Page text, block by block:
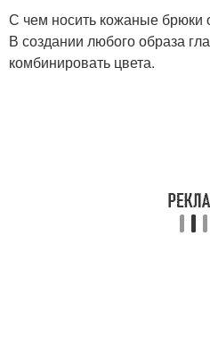
С чем носить кожаные брюки
В создании любого образа
комбинировать цвета.